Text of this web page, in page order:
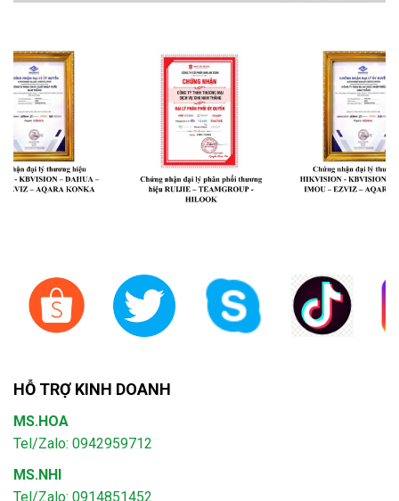
HỖ TRỢ KINH DOANH
MS.HOA
Tel/Zalo: 0942959712
MS.NHI
Tel/Zalo: 0914851452